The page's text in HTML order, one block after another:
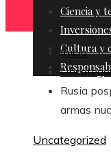
Ciencia y
Cultura y
Inicio
Rusia
armas
Uncategorized